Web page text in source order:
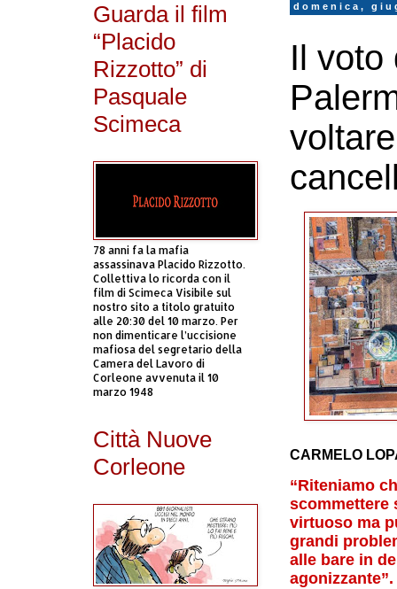
domenica,
Il voto
CARMELO
“Riteniamo
scommettere
virtuoso ma
grandi
alle bare in
agonizzante”.
Guarda il film
“Placido
Rizzotto” di
Pasquale
Scimeca
78 anni fa la mafia
assassinava Placido Rizzotto.
Collettiva lo ricorda con il
film di Scimeca Visibile sul
nostro sito a titolo gratuito
alle 20:30 del 10 marzo. Per
non dimenticare l’uccisione
mafiosa del segretario della
Camera del Lavoro di
Corleone avvenuta il 10
marzo 1948
Città Nuove
Corleone